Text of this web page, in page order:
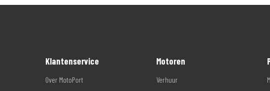
Klantenservice
Over MotoPort
Motoren
Verhuur